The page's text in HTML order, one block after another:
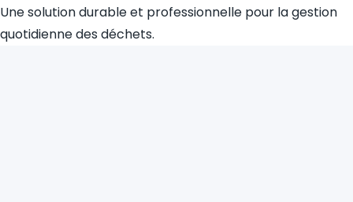
Une solution durable et professionnelle pour la gestion
quotidienne des déchets.